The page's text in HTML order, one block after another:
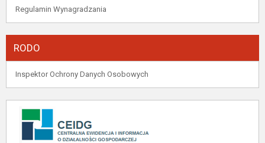
Regulamin Wynagradzania
RODO
Inspektor Ochrony Danych Osobowych